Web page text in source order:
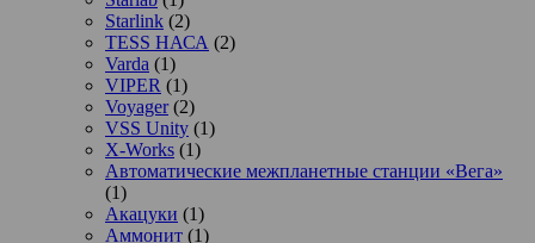
Starlink (2)
TESS НАСА (2)
Varda (1)
VIPER (1)
Voyager(2)
VSS Unity (1)
X-Works (1)
Автоматические межпланетные станции «Вега»
(1)
Акацуки (1)
Аммонит (1)